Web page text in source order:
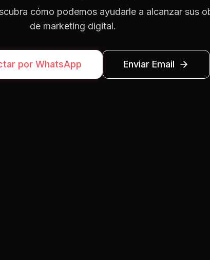
cómo podemos ayudarle a alcanzar sus
de marketing digital.
por WhatsApp Enviar Email